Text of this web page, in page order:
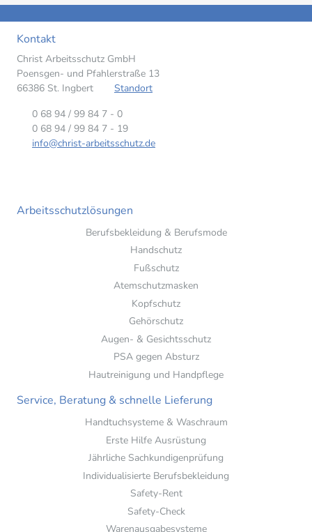
Kontakt
Christ Arbeitsschutz GmbH
Poensgen- und Pfahlerstraße 13
66386 St. Ingbert
Standort
0 68 94 / 99 84 7 - 0
0 68 94 / 99 84 7 - 19
info@christ-arbeitsschutz.de
Arbeitsschutzlösungen
Berufsbekleidung & Berufsmode
Handschutz
Fußschutz
Atemschutzmasken
Kopfschutz
Gehörschutz
Augen- & Gesichtsschutz
PSA gegen Absturz
Hautreinigung und Handpflege
Service, Beratung & schnelle Lieferung
Handtuchsysteme & Waschraum
Erste Hilfe Ausrüstung
Jährliche Sachkundigenprüfung
Individualisierte Berufsbekleidung
Safety-Rent
Safety-Check
Warenausgabesysteme